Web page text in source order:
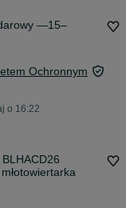
—15–
Ochronnym
o 16:22